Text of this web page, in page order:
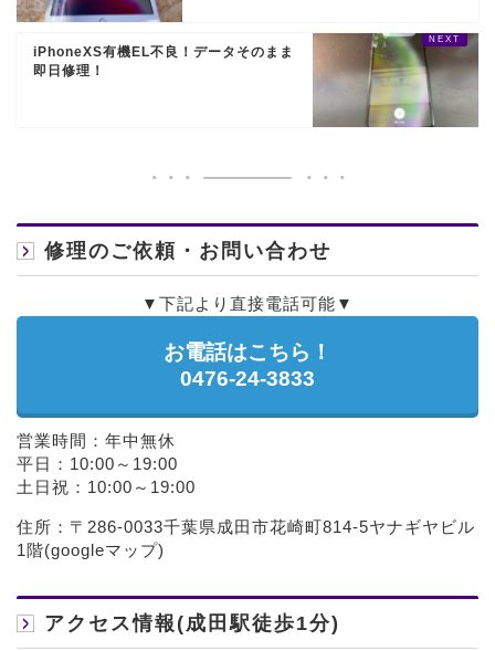
iPhoneXS有機EL不良！データそのまま
即日修理！
修理のご依頼・お問い合わせ
▼下記より直接電話可能▼
お電話はこちら！
0476-24-3833
営業時間：年中無休
平日：10:00～19:00
土日祝：10:00～19:00
住所：〒286-0033千葉県成田市花崎町814-5ヤナギヤビル
1階(googleマップ)
アクセス情報(成田駅徒歩1分)